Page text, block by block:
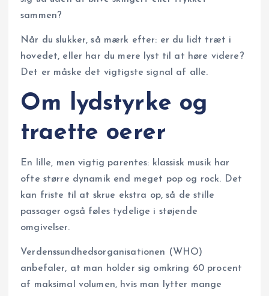
sammen?
Når du slukker, så mærk efter: er du lidt træt i
hovedet, eller har du mere lyst til at høre videre?
Det er måske det vigtigste signal af alle.
Om lydstyrke og
traette oerer
En lille, men vigtig parentes: klassisk musik har
ofte større dynamik end meget pop og rock. Det
kan friste til at skrue ekstra op, så de stille
passager også føles tydelige i støjende
omgivelser.
Verdenssundhedsorganisationen (WHO)
anbefaler, at man holder sig omkring 60 procent
af maksimal volumen, hvis man lytter mange